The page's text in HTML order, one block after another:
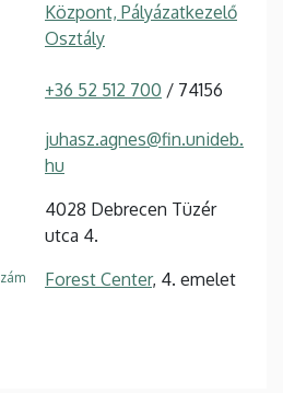
Központ, Pályázatkezelő
Osztály
+36 52 512 700 / 74156
juhasz.agnes@fin.unideb.
hu
4028 Debrecen Tüzér
utca 4.
Forest Center, 4. emelet